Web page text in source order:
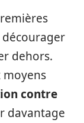
dehors.
contre
davantage